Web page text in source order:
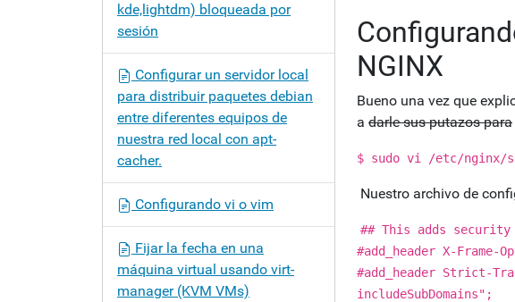
NGINX
Bueno una vez que
a darle sus putazos para
$ sudo vi /etc/nginx/
Nuestro archivo de
## This adds security
#add_header X-Frame-
#add_header Strict-
includeSubDomains";
kde,lightdm) bloqueada por
sesión
Configurar un servidor local
para distribuir paquetes debian
entre diferentes equipos de
nuestra red local con apt-
cacher.
Configurando vi o vim
Fijar la fecha en una
máquina virtual usando virt-
manager (KVM VMs)